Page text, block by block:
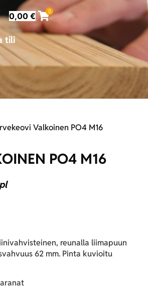
0,00€ 0
tili
Valkoinen PO4 M16
PO4 M16
reunalla liimapuun
62 mm. Pinta kuvioitu